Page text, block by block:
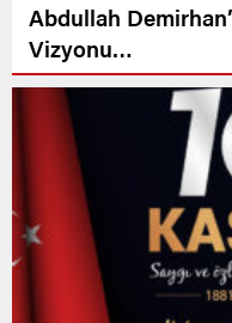
Abdullah
Vizyonu…